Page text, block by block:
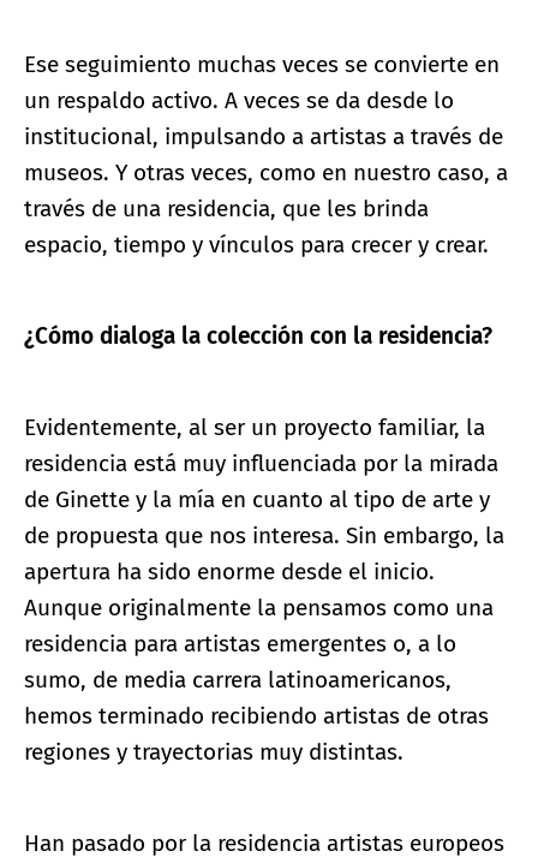
Ese seguimiento muchas veces se convierte en
un respaldo activo. A veces se da desde lo
institucional, impulsando a artistas a través de
museos. Y otras veces, como en nuestro caso, a
través de una residencia, que les brinda
espacio, tiempo y vínculos para crecer y crear.
¿Cómo dialoga la colección con la residencia?
Evidentemente, al ser un proyecto familiar, la
residencia está muy influenciada por la mirada
de Ginette y la mía en cuanto al tipo de arte y
de propuesta que nos interesa. Sin embargo, la
apertura ha sido enorme desde el inicio.
Aunque originalmente la pensamos como una
residencia para artistas emergentes o, a lo
sumo, de media carrera latinoamericanos,
hemos terminado recibiendo artistas de otras
regiones y trayectorias muy distintas.
Han pasado por la residencia artistas europeos